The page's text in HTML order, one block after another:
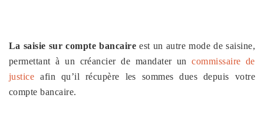
La saisie sur compte bancaire est un autre mode de saisine,
permettant à un créancier de mandater uncommissaire de
justice afin qu’il récupère les sommes dues depuis votre
compte bancaire.